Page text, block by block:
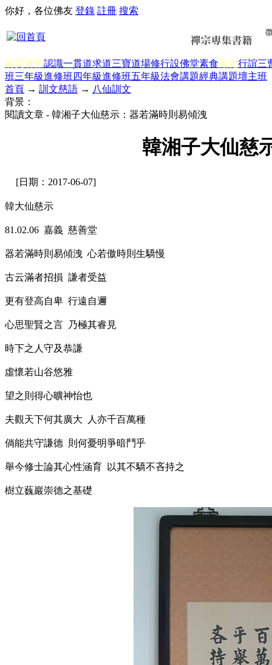
你好，各位佛友 登錄 註冊 搜索
前賢著作認識一貫道求道三寶道場修行設佛堂素食顯化行誼三
班三年級進修班四年級進修班五年級法會講題經典講題壇主班
首頁 → 訓文慈語 → 八仙訓文
背景：
閱讀文章 - 韓湘子大仙慈示：器若滿時則易傾洩
韓湘子大仙慈
[日期：2017-06-07]
韓大仙慈示
81.02.06 嘉義 慈善堂
器若滿時則易傾洩 心若傲時則生驕慢
古云滿者招損 謙者受益
更有登高自卑 行遠自邇
心思聖賢之言 乃極其睿見
時下之人守及恭謙
虛懷若山谷悠雅
望之則得心曠神怡也
夫觀天下何其廣大 人亦千百萬種
倘能共守謙德 則何憂明爭暗鬥乎
舉今修士論其心性涵育 以其不驕不吝持之
樹立蘶巖崇德之基礎